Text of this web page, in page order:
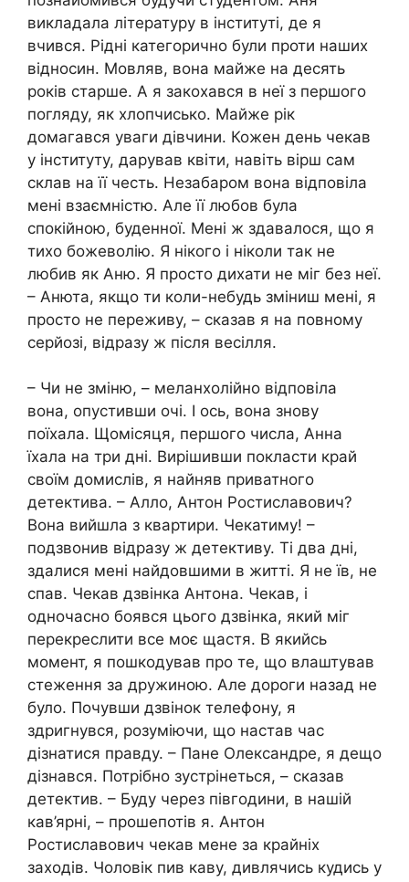
викладала літературу в інституті, де я
вчився. Рідні категорично були проти наших
відносин. Мовляв, вона майже на десять
років старше. А я закохався в неї з першого
погляду, як хлопчисько. Майже рік
домагався уваги дівчини. Кожен день чекав
у інституту, дарував квіти, навіть вірш сам
склав на її честь. Незабаром вона відповіла
мені взаємністю. Але її любов була
спокійною, буденної. Мені ж здавалося, що я
тихо божеволію. Я нікого і ніколи так не
любив як Аню. Я просто дихати не міг без неї.
– Анюта, якщо ти коли-небудь зміниш мені, я
просто не переживу, – сказав я на повному
серйозі, відразу ж після весілля.
– Чи не зміню, – меланхолійно відповіла
вона, опустивши очі. І ось, вона знову
поїхала. Щомісяця, першого числа, Анна
їхала на три дні. Вирішивши покласти край
своїм домислів, я найняв приватного
детектива. – Алло, Антон Ростиславович?
Вона вийшла з квартири. Чекатиму! –
подзвонив відразу ж детективу. Ті два дні,
здалися мені найдовшими в житті. Я не їв, не
спав. Чекав дзвінка Антона. Чекав, і
одночасно боявся цього дзвінка, який міг
перекреслити все моє щастя. В якийсь
момент, я пошкодував про те, що влаштував
стеження за дружиною. Але дороги назад не
було. Почувши дзвінок телефону, я
здригнувся, розуміючи, що настав час
дізнатися правду. – Пане Олександре, я дещо
дізнався. Потрібно зустрінеться, – сказав
детектив. – Буду через півгодини, в нашій
кав’ярні, – прошепотів я. Антон
Ростиславович чекав мене за крайніх
заходів. Чоловік пив каву, дивлячись кудись у